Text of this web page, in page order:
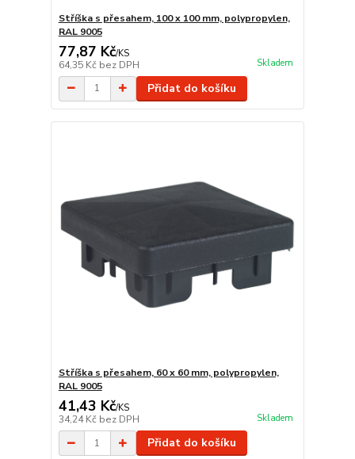
Stříška s přesahem, 100 x 100 mm, polypropylen,
RAL 9005
77,87 Kč/KS
64,35 Kč bez DPH Skladem
Přidat do košíku
Stříška s přesahem, 60 x 60 mm, polypropylen,
RAL 9005
41,43 Kč/KS
34,24 Kč bez DPH Skladem
Přidat do košíku